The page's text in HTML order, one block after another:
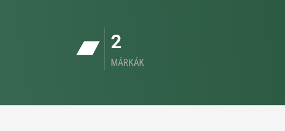
2
MÁRKÁK